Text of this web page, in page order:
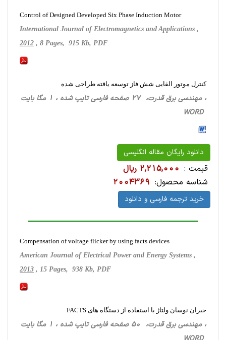
Control of Designed Developed Six Phase Induction Motor
International Journal of Electromagnetics and Applications ,
2012 , 8 Pages, 915 Kb, PDF
کنترل موتور القایی شش فاز توسعه یافته طراحی شده
، مهندسی برق قدرت، 27 صفحه فارسی تایپ شده ، 1 مگا بایت
WORD
دانلود رایگان مقاله انگلیسی
قیمت : 2,215,000 ریال
شناسه محصول: 2004369
خرید ترجمه فارسی و دانلود
Compensation of voltage flicker by using facts devices
American Journal of Electrical Power and Energy Systems ,
2013 , 15 Pages, 938 Kb, PDF
جبران نوسان ولتاژ با استفاده از دستگاه های FACTS
، مهندسی برق قدرت، 50 صفحه فارسی تایپ شده ، 1 مگا بایت